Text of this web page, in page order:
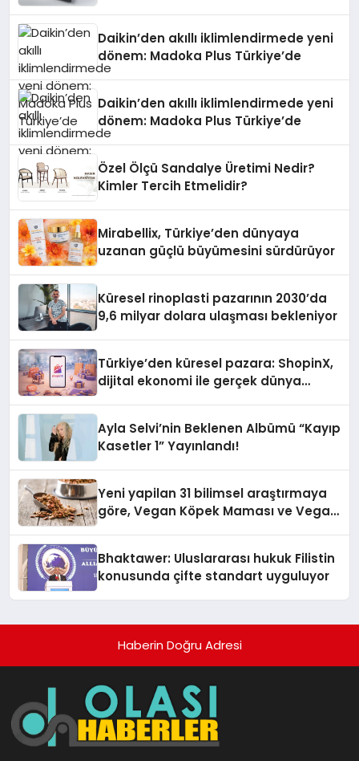
Daikin’den akıllı iklimlendirmede yeni
dönem: Madoka Plus Türkiye’de
Daikin’den akıllı iklimlendirmede yeni
dönem: Madoka Plus Türkiye’de
Özel Ölçü Sandalye Üretimi Nedir?
Kimler Tercih Etmelidir?
Mirabellix, Türkiye’den dünyaya
uzanan güçlü büyümesini sürdürüyor
Küresel rinoplasti pazarının 2030’da
9,6 milyar dolara ulaşması bekleniyor
Türkiye’den küresel pazara: ShopinX,
dijital ekonomi ile gerçek dünya
Ayla Selvi’nin Beklenen Albümü “Kayıp
Kasetler 1” Yayınlandı!
Yeni yapilan 31 bilimsel araştırmaya
göre, Vegan Köpek Maması ve Vegan
Bhaktawer: Uluslararası hukuk Filistin
konusunda çifte standart uyguluyor
Haberin Doğru Adresi